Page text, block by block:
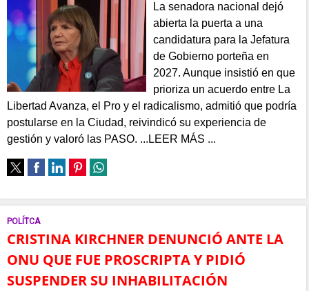
La senadora nacional dejó
abierta la puerta a una
candidatura para la Jefatura
de Gobierno porteña en
2027. Aunque insistió en que
prioriza un acuerdo entre La
Libertad Avanza, el Pro y el radicalismo, admitió que podría
postularse en la Ciudad, reivindicó su experiencia de
gestión y valoró las PASO. ...LEER MÁS ...
POLÍTCA
CRISTINA KIRCHNER DENUNCIÓ ANTE LA
ONU QUE FUE PROSCRIPTA Y PIDIÓ
SUSPENDER SU INHABILITACIÓN